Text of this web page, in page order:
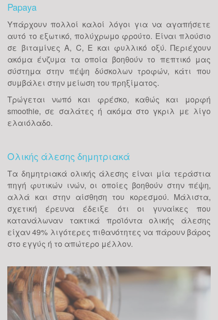
Papaya
Υπάρχουν πολλοί καλοί λόγοι για να αγαπήσετε
αυτό το εξωτικό, πολύχρωμο φρούτο. Είναι πλούσιο
σε βιταμίνες Α, C, E και φυλλικό οξύ. Περιέχουν
ακόμα ένζυμα τα οποία βοηθούν το πεπτικό μας
σύστημα στην πέψη δύσκολων τροφών, κάτι που
συμβάλει στην μείωση του πρηξίματος.
Τρώγεται νωπό και φρέσκο, καθώς και μορφή
smoothie, σε σαλάτες ή ακόμα στο γκριλ με λίγο
ελαιόλαδο.
Ολικής άλεσης δημητριακά
Τα δημητριακά ολικής άλεσης είναι μία τεράστια
πηγή φυτικών ινών, οι οποίες βοηθούν στην πέψη,
αλλά και στην αίσθηση του κορεσμού. Μάλιστα,
σχετική έρευνα έδειξε ότι οι γυναίκες που
κατανάλωναν τακτικά προϊόντα ολικής άλεσης
είχαν 49% λιγότερες πιθανότητες να πάρουν βάρος
στο εγγύς ή το απώτερο μέλλον.